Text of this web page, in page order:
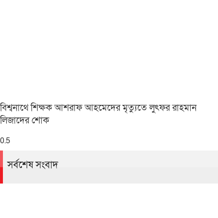
বিশ্বনাথে শিক্ষক আশরাফ আহমেদের মৃত্যুতে লুৎফর রাহমান
লিজাদের শোক
সর্বশেষ সংবাদ